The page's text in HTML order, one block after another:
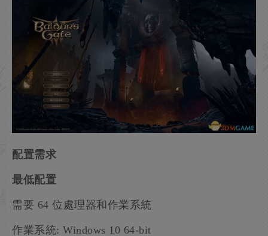
配置需求
最低配置
需要 64 位處理器和作業系統
作業系統: Windows 10 64-bit